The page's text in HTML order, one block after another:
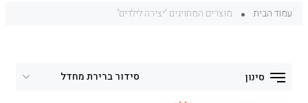
עמוד הבית מוצרים המתויגים “יצירה לילדים”
סינון